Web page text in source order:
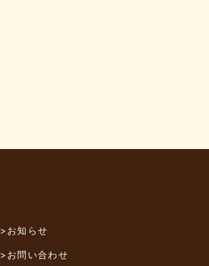
>お知らせ
>お問い合わせ